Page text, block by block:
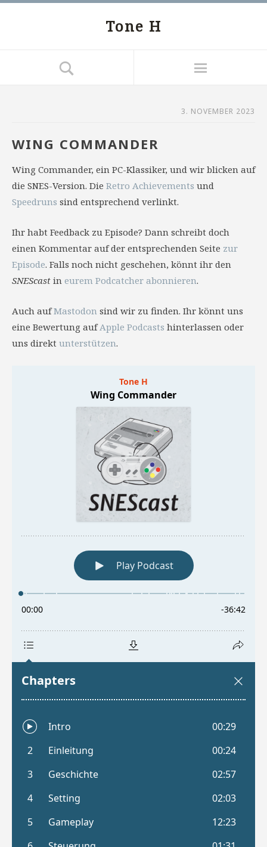
Tone H
3. NOVEMBER 2023
WING COMMANDER
Wing Commander, ein PC-Klassiker, und wir blicken auf
die SNES-Version. Die Retro Achievements und
Speedruns sind entsprechend verlinkt.
Ihr habt Feedback zu Episode? Dann schreibt doch
einen Kommentar auf der entsprechenden Seite zur
Episode. Falls noch nicht geschehen, könnt ihr den
SNEScast in eurem Podcatcher abonnieren.
Auch aufMastodon sind wir zu finden. Ihr könnt uns
eine Bewertung aufApple Podcasts hinterlassen oder
uns direkt unterstützen.